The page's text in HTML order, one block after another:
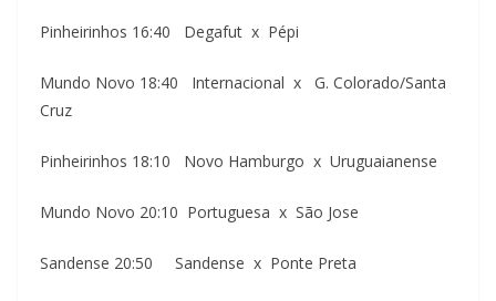
Pinheirinhos 16:40 Degafut x Pépi
Mundo Novo 18:40 Internacional x G. Colorado/Santa
Cruz
Pinheirinhos 18:10 Novo Hamburgo x Uruguaianense
Mundo Novo 20:10 Portuguesa x São Jose
Sandense 20:50 Sandense x Ponte Preta